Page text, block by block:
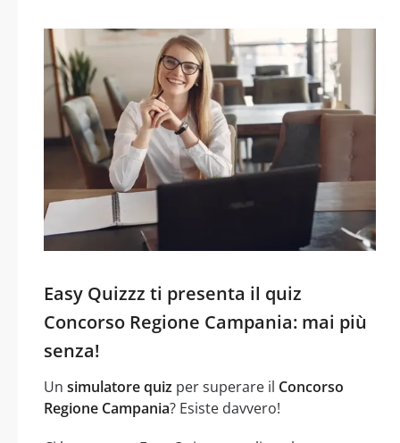
Easy Quizzz ti presenta il quiz
Concorso Regione Campania: mai più
senza!
Un simulatore quiz per superare il Concorso
Regione Campania? Esiste davvero!